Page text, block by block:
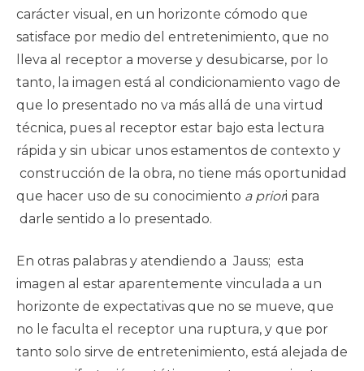
carácter visual, en un horizonte cómodo que
satisface por medio del entretenimiento, que no
lleva al receptor a moverse y desubicarse, por lo
tanto, la imagen está al condicionamiento vago de
que lo presentado no va más allá de una virtud
técnica, pues al receptor estar bajo esta lectura
rápida y sin ubicar unos estamentos de contexto y
construcción de la obra, no tiene más oportunidad
que hacer uso de su conocimiento a priori para
darle sentido a lo presentado.
En otras palabras y atendiendo a Jauss; esta
imagen al estar aparentemente vinculada a un
horizonte de expectativas que no se mueve, que
no le faculta el receptor una ruptura, y que por
tanto solo sirve de entretenimiento, está alejada de